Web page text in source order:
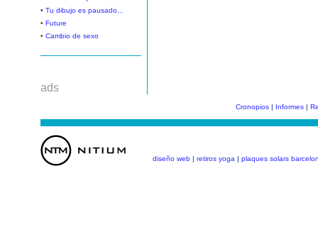
• Tu dibujo es pausado...
• Future
• Cambio de sexo
ads
Cronopios | Informes |
diseño web| retiros yoga | plaques solars